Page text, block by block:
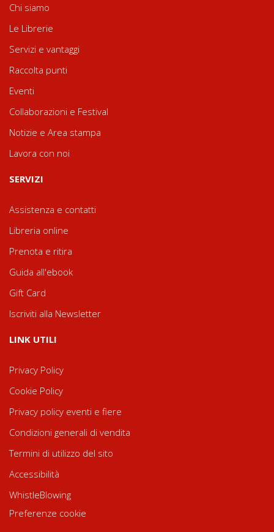
Chi siamo
Le Librerie
Servizi e vantaggi
Raccolta punti
Eventi
Collaborazioni e Festival
Notizie e Area stampa
Lavora con noi
SERVIZI
Assistenza e contatti
Libreria online
Prenota e ritira
Guida all'ebook
Gift Card
Iscriviti alla Newsletter
LINK UTILI
Privacy Policy
Cookie Policy
Privacy policy eventi e fiere
Condizioni generali di vendita
Termini di utilizzo del sito
Accessibilità
WhistleBlowing
Preferenze cookie